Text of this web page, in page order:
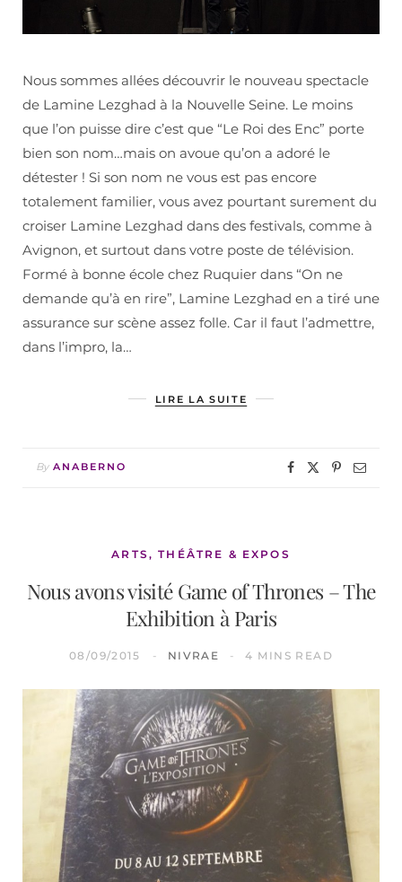
Nous sommes allées découvrir le nouveau spectacle
de Lamine Lezghad à la Nouvelle Seine. Le moins
que l’on puisse dire c’est que “Le Roi des Enc” porte
bien son nom…mais on avoue qu’on a adoré le
détester ! Si son nom ne vous est pas encore
totalement familier, vous avez pourtant surement du
croiser Lamine Lezghad dans des festivals, comme à
Avignon, et surtout dans votre poste de télévision.
Formé à bonne école chez Ruquier dans “On ne
demande qu’à en rire”, Lamine Lezghad en a tiré une
assurance sur scène assez folle. Car il faut l’admettre,
dans l’impro, la…
LIRE LA SUITE
By ANABERNO
ARTS, THÉÂTRE & EXPOS
Nous avons visité Game of Thrones – The
Exhibition à Paris
08/09/2015 NIVRAE 4 MINS READ